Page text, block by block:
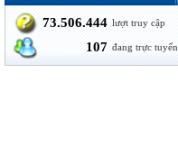
73.506.444 lượt truy cập
107 đang trực tuyến